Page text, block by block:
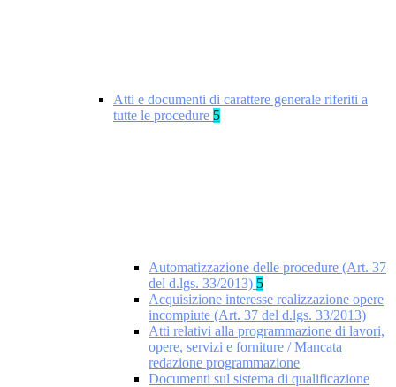
Atti e documenti di carattere generale riferiti a
tutte le procedure 5
Automatizzazione delle procedure (Art. 37
del d.lgs. 33/2013) 5
Acquisizione interesse realizzazione opere
incompiute (Art. 37 del d.lgs. 33/2013)
Atti relativi alla programmazione di lavori,
opere, servizi e forniture / Mancata
redazione programmazione
Documenti sul sistema di qualificazione